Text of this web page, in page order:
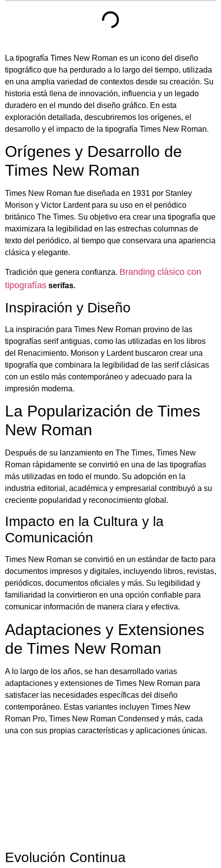
La tipografía Times New Roman es un icono del diseño
tipográfico que ha perdurado a lo largo del tiempo, utilizada
en una amplia variedad de contextos desde su creación. Su
historia está llena de innovación, influencia y un legado
duradero en el mundo del diseño gráfico. En esta
exploración detallada, descubriremos los orígenes, el
desarrollo y el impacto de la tipografía Times New Roman.
Orígenes y Desarrollo de
Times New Roman
Times New Roman fue diseñada en 1931 por Stanley
Morison y Victor Lardent para su uso en el periódico
británico The Times. Su objetivo era crear una tipografía que
maximizara la legibilidad en las estrechas columnas de
texto del periódico, al tiempo que conservara una apariencia
clásica y elegante.
Tradición que genera confianza. Branding clásico con
tipografías serifas.
Inspiración y Diseño
La inspiración para Times New Roman provino de las
tipografías serif antiguas, como las utilizadas en los libros
del Renacimiento. Morison y Lardent buscaron crear una
tipografía que combinara la legibilidad de las serif clásicas
con un estilo más contemporáneo y adecuado para la
impresión moderna.
La Popularización de Times
New Roman
Después de su lanzamiento en The Times, Times New
Roman rápidamente se convirtió en una de las tipografías
más utilizadas en todo el mundo. Su adopción en la
industria editorial, académica y empresarial contribuyó a su
creciente popularidad y reconocimiento global.
Impacto en la Cultura y la
Comunicación
Times New Roman se convirtió en un estándar de facto para
documentos impresos y digitales, incluyendo libros, revistas,
periódicos, documentos oficiales y más. Su legibilidad y
familiaridad la convirtieron en una opción confiable para
comunicar información de manera clara y efectiva.
Adaptaciones y Extensiones
de Times New Roman
A lo largo de los años, se han desarrollado varias
adaptaciones y extensiones de Times New Roman para
satisfacer las necesidades específicas del diseño
contemporáneo. Estas variantes incluyen Times New
Roman Pro, Times New Roman Condensed y más, cada
una con sus propias características y aplicaciones únicas.
Evolución Continua